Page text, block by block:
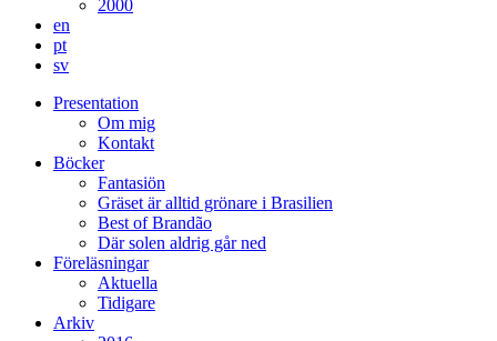
2000
en
pt
sv
Presentation
Om mig
Kontakt
Böcker
Fantasiön
Gräset är alltid grönare i Brasilien
Best of Brandão
Där solen aldrig går ned
Föreläsningar
Aktuella
Tidigare
Arkiv